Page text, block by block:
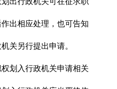
出相应处理，也可告知
关另行提出申请。
划入行政机关申请相关